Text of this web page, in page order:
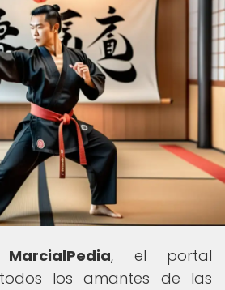
MarcialPedia, el portal
los amantes de las